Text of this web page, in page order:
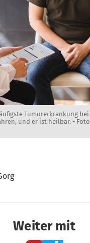
Tumorerkrankung
und er ist heilbar. -